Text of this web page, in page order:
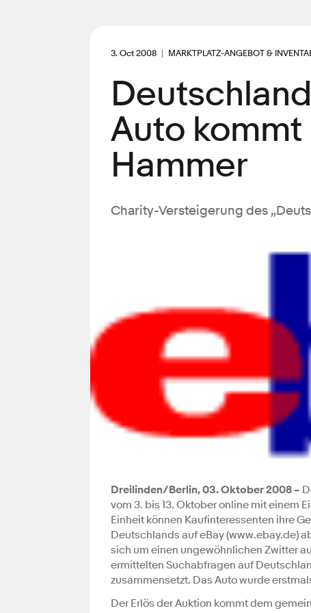
3. Oct 2008 MARKTPLATZ-ANGEBOT &
Auto kommt
Hammer
Charity-Versteigerung des
Dreilinden/Berlin, 03. Oktober 2008 –
vom 3. bis 13. Oktober online mit einem
Einheit können Kaufinteressenten ihre
Deutschlands auf eBay (www.ebay.de)
sich um einen ungewöhnlichen Zwitter
ermittelten Suchabfragen auf
zusammensetzt. Das Auto wurde
Der Erlös der Auktion kommt dem